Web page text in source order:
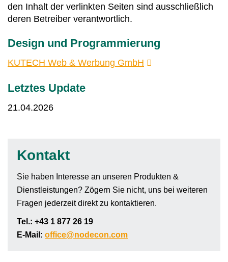
den Inhalt der verlinkten Seiten sind ausschließlich
deren Betreiber verantwortlich.
Design und Programmierung
KUTECH Web & Werbung GmbH
Letztes Update
21.04.2026
Kontakt
Sie haben Interesse an unseren Produkten &
Dienstleistungen? Zögern Sie nicht, uns bei weiteren
Fragen jederzeit direkt zu kontaktieren.
Tel.: +43 1 877 26 19
E-Mail: office@nodecon.com